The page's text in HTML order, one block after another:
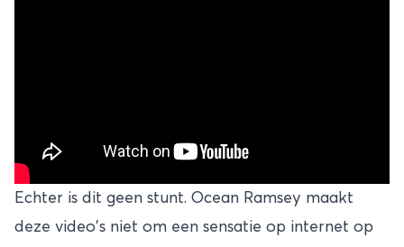
Echter is dit geen stunt. Ocean Ramsey maakt
deze video's niet om een sensatie op internet op